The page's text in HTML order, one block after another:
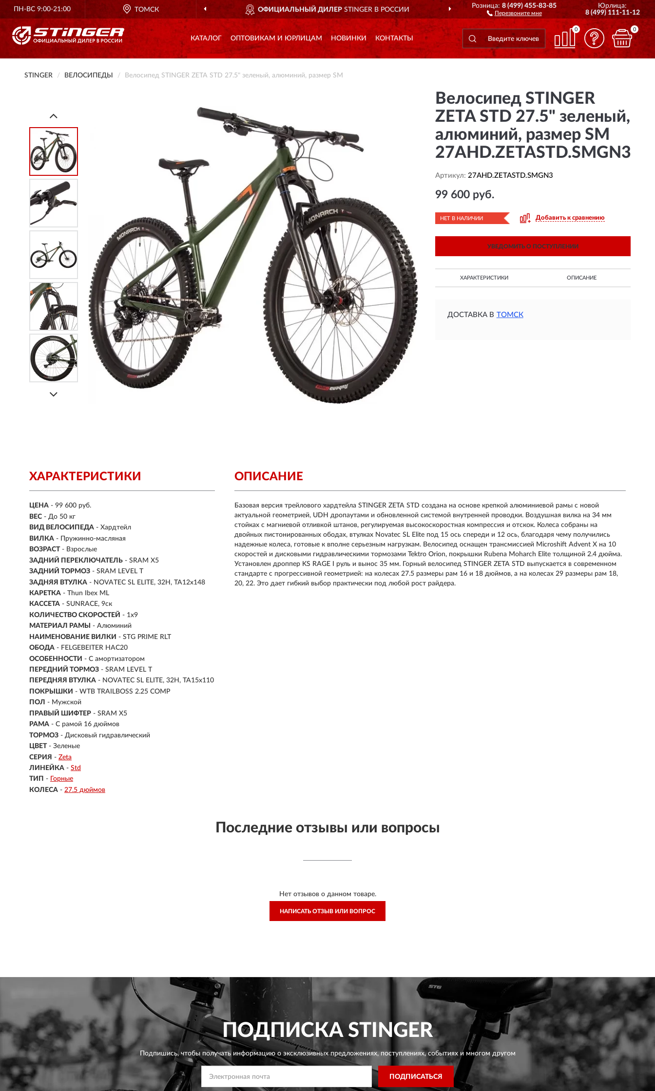
ПН-ВС 9:00-21:00 ТОМСК ОФИЦИАЛЬНЫЙ ДИЛЕР STINGER В РОССИИ ДОСТАВИМ ПО ВСЕЙ РОССИИ
Розница:8 (499) 455-83-85
Перезвоните мне
Юрлица:
8 (499) 111-11-12
КАТАЛОГ ОПТОВИКАМ И ЮРЛИЦАМ НОВИНКИ КОНТАКТЫ
0 0
STINGER ВЕЛОСИПЕДЫ Велосипед STINGER ZETA STD 27.5" зеленый, алюминий, размер SM
Велосипед STINGER
ZETA STD 27.5" зеленый,
алюминий, размер SM
27AHD.ZETASTD.SMGN3
Артикул: 27AHD.ZETASTD.SMGN3
99 600 руб.
НЕТ В НАЛИЧИИ Добавить к сравнению
УВЕДОМИТЬ О ПОСТУПЛЕНИИ
ХАРАКТЕРИСТИКИ ОПИСАНИЕ
ДОСТАВКА В ТОМСК
ХАРАКТЕРИСТИКИ
ЦЕНА - 99 600 руб.
ВЕС - До 50 кг
ВИД ВЕЛОСИПЕДА - Хардтейл
ВИЛКА - Пружинно-масляная
ВОЗРАСТ - Взрослые
ЗАДНИЙ ПЕРЕКЛЮЧАТЕЛЬ - SRAM X5
ЗАДНИЙ ТОРМОЗ - SRAM LEVEL T
ЗАДНЯЯ ВТУЛКА - NOVATEC SL ELITE, 32H, TA12x148
КАРЕТКА - Thun Ibex ML
КАССЕТА - SUNRACE, 9ск
КОЛИЧЕСТВО СКОРОСТЕЙ - 1x9
МАТЕРИАЛ РАМЫ
- Алюминий
НАИМЕНОВАНИЕ ВИЛКИ - STG PRIME RLT
ОБОДА - FELGEBEITER HAC20
ОСОБЕННОСТИ - С амортизатором
ПЕРЕДНИЙ ТОРМОЗ - SRAM LEVEL T
ПЕРЕДНЯЯ ВТУЛКА - NOVATEC SL ELITE, 32H, TA15x110
ПОКРЫШКИ - WTB TRAILBOSS 2.25 COMP
ПОЛ - Мужской
ПРАВЫЙ ШИФТЕР - SRAM X5
РАМА - С рамой 16 дюймов
ТОРМОЗ - Дисковый гидравлический
ЦВЕТ - Зеленые
СЕРИЯ - Zeta
ЛИНЕЙКА - Std
ТИП - Горные
КОЛЕСА - 27.5 дюймов
ОПИСАНИЕ
Базовая версия трейлового хардтейла STINGER ZETA STD создана на основе крепкой алюминиевой рамы с новой
актуальной геометрией, UDH дропаутами и обновленной системой внутренней проводки. Воздушная вилка на 34 мм
стойках с магниевой отливкой штанов, регулируемая высокоскоростная компрессия и отскок. Колеса собраны на
двойных пистонированных ободах, втулках Novatec SL Elite под 15 ось спереди и 12 ось, благодаря чему получились
надежные колеса, готовые к вполне серьезным нагрузкам. Велосипед оснащен трансмиссией Microshift Advent Х на 10
скоростей и дисковыми гидравлическими тормозами Tektro Orion, покрышки Rubena Moharch Elite толщиной 2.4 дюйма.
Установлен дроппер KS RAGE I руль и вынос 35 мм. Горный велосипед STINGER ZETA STD выпускается в современном
стандарте с прогрессивной геометрией: на колесах 27.5 размеры рам 16 и 18 дюймов, а на колесах 29 размеры рам 18,
20, 22. Это дает гибкий выбор практически под любой рост райдера.
Последние отзывы или вопросы
Нет отзывов о данном товаре.
НАПИСАТЬ ОТЗЫВ ИЛИ ВОПРОС
ПОДПИСКАSTINGER
Подпишись, чтобы получать информацию о эксклюзивных предложениях,поступлениях, событиях и многом другом
ПОДПИСАТЬСЯ